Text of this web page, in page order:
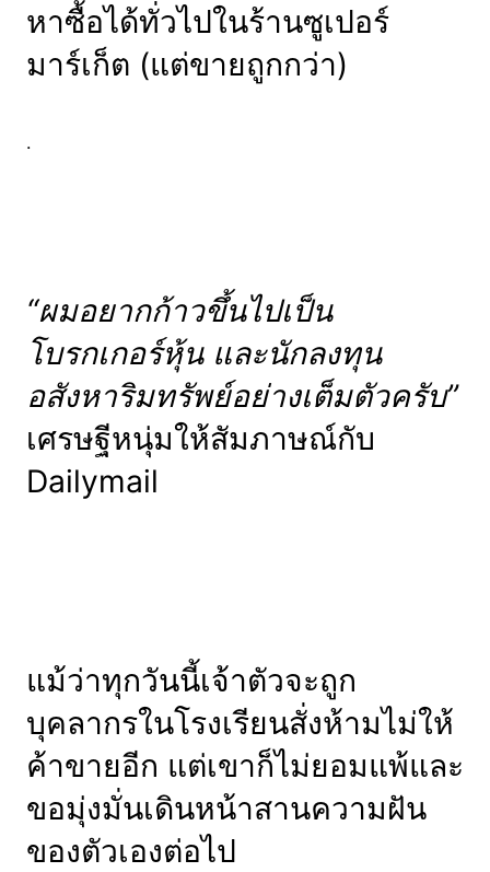
หาซื้อได้ทั่วไปในร้านซูเปอร์
มาร์เก็ต (แต่ขายถูกกว่า)
.
“ผมอยากก้าวขึ้นไปเป็น
โบรกเกอร์หุ้น และนักลงทุน
อสังหาริมทรัพย์อย่างเต็มตัวครับ”
เศรษฐีหนุ่มให้สัมภาษณ์กับ
Dailymail
แม้ว่าทุกวันนี้เจ้าตัวจะถูก
บุคลากรในโรงเรียนสั่งห้ามไม่ให้
ค้าขายอีก แต่เขาก็ไม่ยอมแพ้และ
ขอมุ่งมั่นเดินหน้าสานความฝัน
ของตัวเองต่อไป